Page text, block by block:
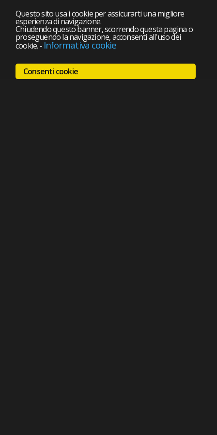
Questo sito usa i cookie per assicurarti una migliore
esperienza di navigazione.
Chiudendo questo banner, scorrendo questa pagina o
proseguendo la navigazione, acconsenti all'uso dei
cookie. - Informativa cookie
Consenti cookie